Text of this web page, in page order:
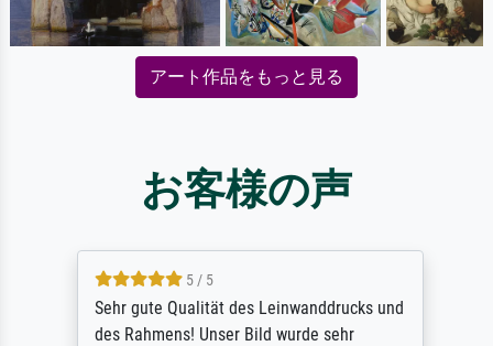
アート作品をもっと見る
お客様の声
5 / 5
Sehr gute Qualität des Leinwanddrucks und
des Rahmens! Unser Bild wurde sehr